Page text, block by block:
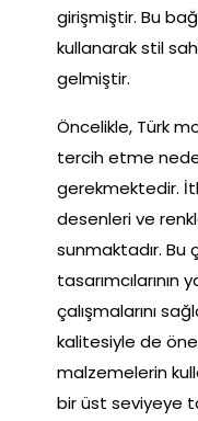
girişmiştir. Bu
kullanarak stil
gelmiştir.
Öncelikle, Türk
tercih etme
gerekmektedir.
desenleri ve
sunmaktadır. Bu
tasarımcılarının
çalışmalarını
kalitesiyle de öne
malzemelerin
bir üst seviyeye